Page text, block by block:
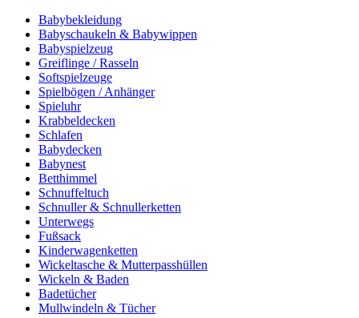
Babybekleidung
Babyschaukeln & Babywippen
Babyspielzeug
Greiflinge / Rasseln
Softspielzeuge
Spielbögen / Anhänger
Spieluhr
Krabbeldecken
Schlafen
Babydecken
Babynest
Betthimmel
Schnuffeltuch
Schnuller & Schnullerketten
Unterwegs
Fußsack
Kinderwagenketten
Wickeltasche & Mutterpasshüllen
Wickeln & Baden
Badetücher
Mullwindeln & Tücher